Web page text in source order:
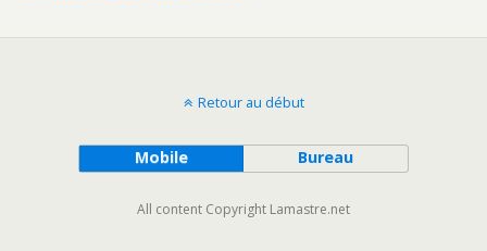
Retour au début
Mobile Bureau
All content Copyright Lamastre.net